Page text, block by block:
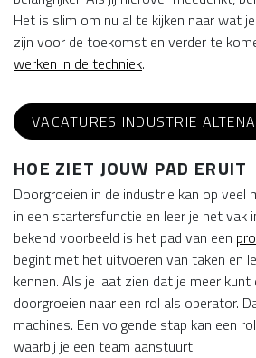
Het is slim om nu al te kijken naar wat
zijn voor de toekomst en verder te
werken in de techniek.
VACATURES INDUSTRIE ALTENA
HOE ZIET JOUW PAD ERUIT
Doorgroeien in de industrie kan op veel
in een startersfunctie en leer je het vak
bekend voorbeeld is het pad van een
begint met het uitvoeren van taken en
kennen. Als je laat zien dat je meer kunt
doorgroeien naar een rol als operator.
machines. Een volgende stap kan een
waarbij je een team aanstuurt.